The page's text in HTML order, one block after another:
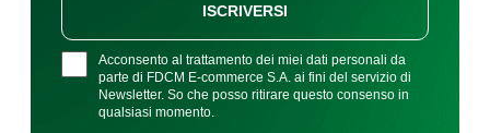
Acconsento al trattamento dei miei dati personali da
parte di FDCM E-commerce S.A. ai fini del servizio di
Newsletter. So che posso ritirare questo consenso in
qualsiasi momento.
ISCRIVERSI